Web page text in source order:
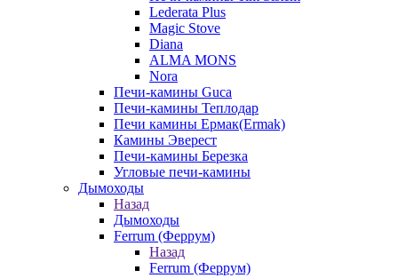
Lederata Plus
Magic Stove
Diana
ALMA MONS
Nora
Печи-камины Guca
Печи-камины Теплодар
Печи камины Ермак(Ermak)
Камины Эверест
Печи-камины Березка
Угловые печи-камины
Дымоходы
Назад
Дымоходы
Ferrum (Феррум)
Назад
Ferrum (Феррум)